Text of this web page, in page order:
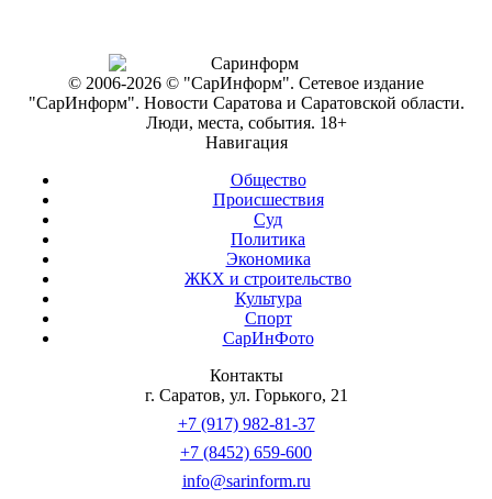
© 2006-2026 © "СарИнформ". Сетевое издание
"СарИнформ". Новости Саратова и Саратовской области.
Люди, места, события. 18+
Навигация
Общество
Происшествия
Суд
Политика
Экономика
ЖКХ и строительство
Культура
Спорт
СарИнФото
Контакты
г. Саратов, ул. Горького, 21
+7 (917) 982-81-37
+7 (8452) 659-600
info@sarinform.ru